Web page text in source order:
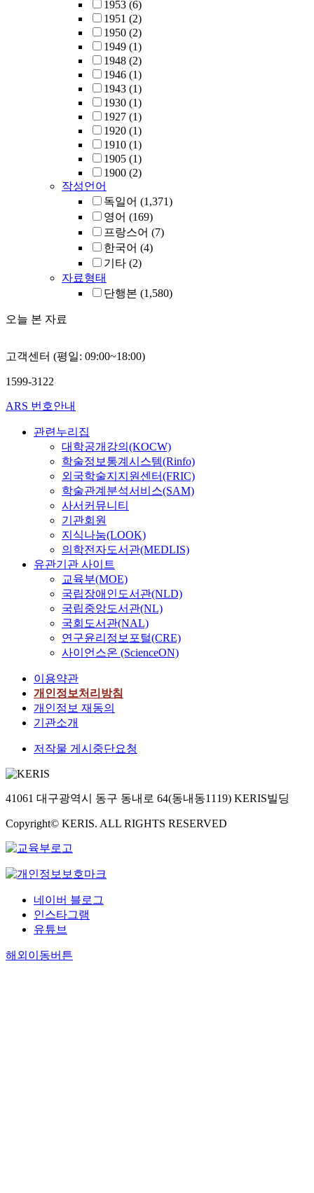
1953 (6)
1951 (2)
1950 (2)
1949 (1)
1948 (2)
1946 (1)
1943 (1)
1930 (1)
1927 (1)
1920 (1)
1910 (1)
1905 (1)
1900 (2)
작성언어
독일어 (1,371)
영어 (169)
프랑스어 (7)
한국어 (4)
기타 (2)
자료형태
단행본 (1,580)
오늘 본 자료
고객센터 (평일: 09:00~18:00)
1599-3122
ARS 번호안내
관련누리집
대학공개강의(KOCW)
학술정보통계시스템(Rinfo)
외국학술지지원센터(FRIC)
학술관계분석서비스(SAM)
사서커뮤니티
기관회원
지식나눔(LOOK)
의학전자도서관(MEDLIS)
유관기관 사이트
교육부(MOE)
국립장애인도서관(NLD)
국립중앙도서관(NL)
국회도서관(NAL)
연구윤리정보포털(CRE)
사이언스온 (ScienceON)
이용약관
개인정보처리방침
개인정보 재동의
기관소개
저작물 게시중단요청
41061 대구광역시 동구 동내로 64(동내동1119) KERIS빌딩
Copyright© KERIS. ALL RIGHTS RESERVED
네이버 블로그
인스타그램
유튜브
해외이동버튼